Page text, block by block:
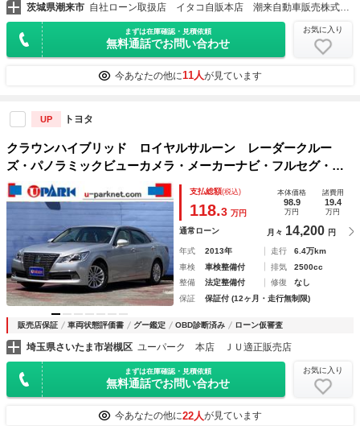
茨城県潮来市
まずは在庫確認・見積依頼
無料通話でお問い合わせ
お気に入り
今あなたの他に11人が見ています
UP トヨタ
クラウンハイブリッド ロイヤルサルーン レーダークルー
ズ・パノラミックビューカメラ・メーカーナビ・フルセグ・Ｅ
ＴＣ・ＤＶＤ再生・ＢＴオーディオ・パワーシート・シートヒ
ーター・ＨＩＤライト・コーナーセンサー・ステアヒーター・
支払総額(税込)
118.3 万円
本体価格
98.9
万円
諸費用
19.4
万円
通常ローン 月々 14,200 円
年式 2013年 走行
6.4万km
車検
車検整備付 排気
2500cc
整備
法定整備付 修復
なし
保証
保証付 (12ヶ月・走行無制限)
販売店保証 車両状態評価書 グー鑑定 OBD診断済み ローン仮審査
埼玉県さいたま市岩槻区 ユーパーク 本店 ＪＵ適正販売店
まずは在庫確認・見積依頼
無料通話でお問い合わせ
お気に入り
今あなたの他に22人が見ています